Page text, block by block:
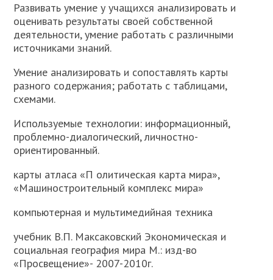
Развивать умение у учащихся анализировать и
оценивать результаты своей собственной
деятельности, умение работать с различными
источниками знаний.
Умение анализировать и сопоставлять карты
разного содержания; работать с таблицами,
схемами.
Используемые технологии: информационный,
проблемно-диалогический, личностно-
ориентированный.
карты атласа «П олитическая карта мира»,
«Машиностроительный комплекс мира»
компьютерная и мультимедийная техника
учебник В.П. Максаковский Экономическая и
социальная география мира М.: изд-во
«Просвещение»- 2007-2010г.